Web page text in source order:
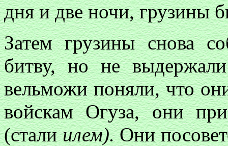
дня и две ночи, грузины
Затем грузины снова
битву, но не
вельможи поняли, что
войскам Огуза, они
(сталиилем).Они